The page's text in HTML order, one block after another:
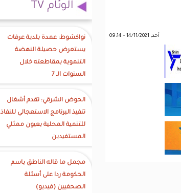
أحد, 14/11/2021 - 09:14
الوئام TV
نواكشوط: عمدة بلدية عرفات
يستعرض حصيلة النهضة
التنموية بمقاطعته خلال
السنوات الـ 7
الحوض الشرقي: تقدم أشغال
تنفيذ البرنامج الاستعجالي للنفاذ
للتنمية المحلية بعيون ممثلي
المستفيدين
مجمل ما قاله الناطق باسم
الحكومة ردا على أسئلة
الصحفيين (فيديو)